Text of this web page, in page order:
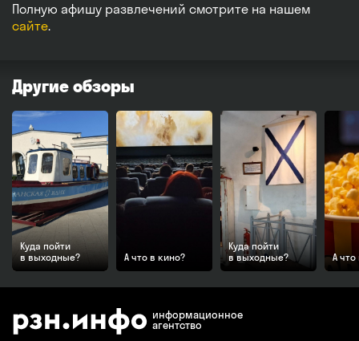
Полную афишу развлечений смотрите на нашем
сайте.
Другие обзоры
Куда пойти
в выходные?
А что в кино?
Куда пойти
в выходные?
А что
информационное
агентство